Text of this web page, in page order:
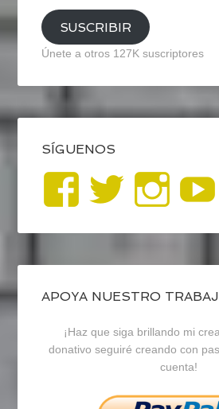
SUSCRIBIR
Únete a otros 127K suscriptores
SÍGUENOS
Ver
perfil
de
en
Ver
perfil
de
en
Ver
de
en
APOYA NUESTRO
¡Haz que siga brillando mi
donativo seguiré creando con
cuenta!